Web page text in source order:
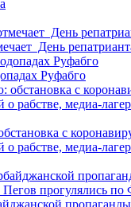
День
Руфабго
с
рабстве, медиа-